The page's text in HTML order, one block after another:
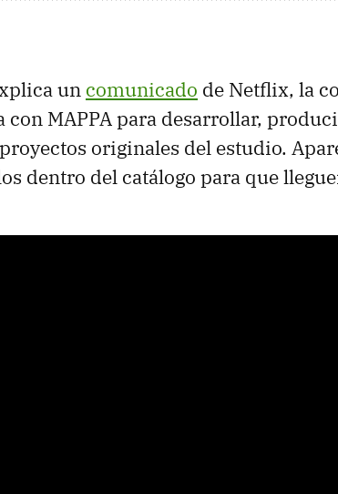
un comunicado de Netflix, la
con MAPPA para desarrollar,
originales del estudio.
dentro del catálogo para que